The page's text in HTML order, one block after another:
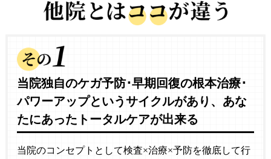
当院独自のケガ予防･早期回復の根本治療･
パワーアップというサイクルがあり、 あな
たにあったトータルケアが出来る
当院のコンセプトとして検査×治療×予防を徹底して行